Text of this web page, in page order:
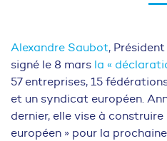
Alexandre Saubot,
signé le 8 mars la «
57 entreprises, 15
et un syndicat européen.
dernier, elle vise à
européen » pour la